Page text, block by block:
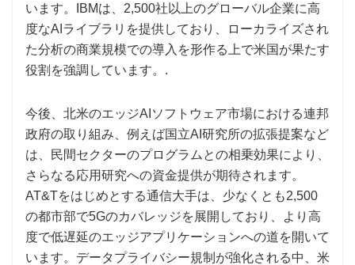
います。IBMは、2,500社以上のグローバル企業に高
度なAIライブラリを提供しており、ローカライズされ
た分析の商業規模での導入を形作る上で米国が果たす
役割を強調しています。.
今後、北米のエッジAIソフトウェア市場における連邦
政府の取り組み、例えば国立AI研究所の拡張提案など
は、民間セクターのプログラムとの相乗効果により、
さらなる応用研究への資金提供が期待されます。
AT&Tをはじめとする通信大手は、少なくとも2,500
の都市部で5Gのカバレッジを展開しており、より高
度で低遅延のエッジアプリケーションへの道を開いて
います。データプライバシー規制が強化される中、米